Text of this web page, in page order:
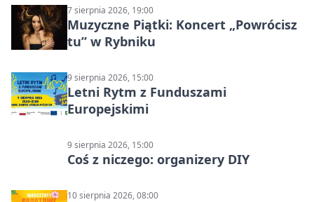
7 sierpnia 2026, 19:00
Muzyczne Piątki: Koncert „Powrócisz
tu” w Rybniku
9 sierpnia 2026, 15:00
Letni Rytm z Funduszami
Europejskimi
9 sierpnia 2026, 15:00
Coś z niczego: organizery DIY
10 sierpnia 2026, 08:00